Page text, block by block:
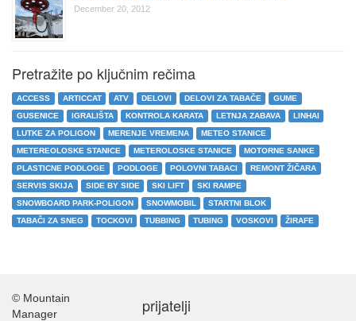
December 20, 2012
Pretražite po ključnim rečima
ACCESS ARTICCAT ATV DELOVI DELOVI ZA TABAČE
GUME
GUSENICE
IGRALIŠTA KONTROLA KARATA LETNJA ZABAVA
LINHAI
LUTKE ZA POLIGON
MERENJE VREMENA
METEO STANICE
METEREOLOSKE STANICE
METEROLOSKE STANICE
MOTORNE SANKE
PLASTICNE PODLOGE
PODLOGE POLOVNI TABACI
REMONT ŽIČARA
SERVIS SKIJA
SIDE BY SIDE SKI LIFT
SKI RAMPE
SNOWBOARD PARK-POLIGON
SNOWMOBIL
STARTNI BLOK
TABAČI ZA SNEG
TOCKOVI TUBBING TUBING VOSKOVI ŽIRAFE
© Mountain
Manager
prijatelji